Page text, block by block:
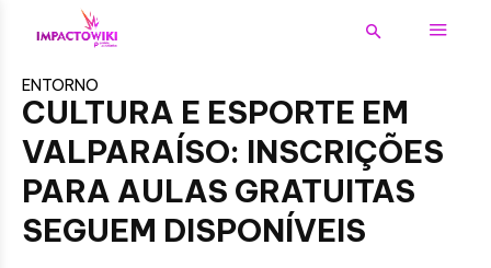
ENTORNO
CULTURA E ESPORTE EM
VALPARAÍSO: INSCRIÇÕES
PARA AULAS GRATUITAS
SEGUEM DISPONÍVEIS